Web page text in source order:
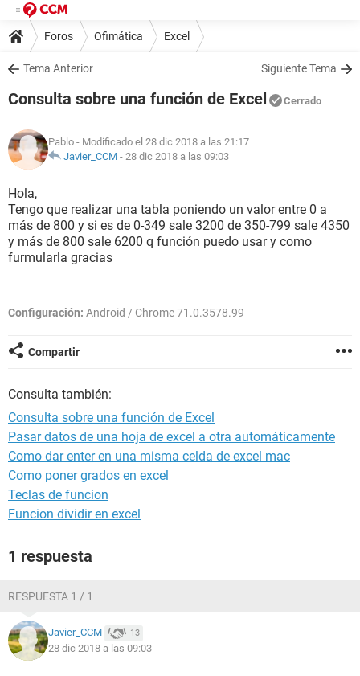
Foros Ofimática Excel
Tema Anterior Siguiente Tema
Consulta sobre una función de Excel Cerrado
Pablo - Modificado el 28 dic 2018 a las 21:17
Javier_CCM - 28 dic 2018 a las 09:03
Hola,
Tengo que realizar una tabla poniendo un valor entre 0 a
más de 800 y si es de 0-349 sale 3200 de 350-799 sale 4350
y más de 800 sale 6200 q función puedo usar y como
furmularla gracias
Configuración: Android / Chrome 71.0.3578.99
Compartir
Consulta también:
Consulta sobre una función de Excel
Pasar datos de una hoja de excel a otra automáticamente
Como dar enter en una misma celda de excel mac
Como poner grados en excel
Teclas de funcion
Funcion dividir en excel
1 respuesta
RESPUESTA 1 / 1
Javier_CCM 13
28 dic 2018 a las 09:03